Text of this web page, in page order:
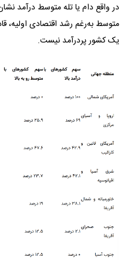
در واقع دام یا تله متوسط درآمد
متوسط به‌رغم رشد اقتصادی اولیه،
یک کشور پردرآمد نیست.